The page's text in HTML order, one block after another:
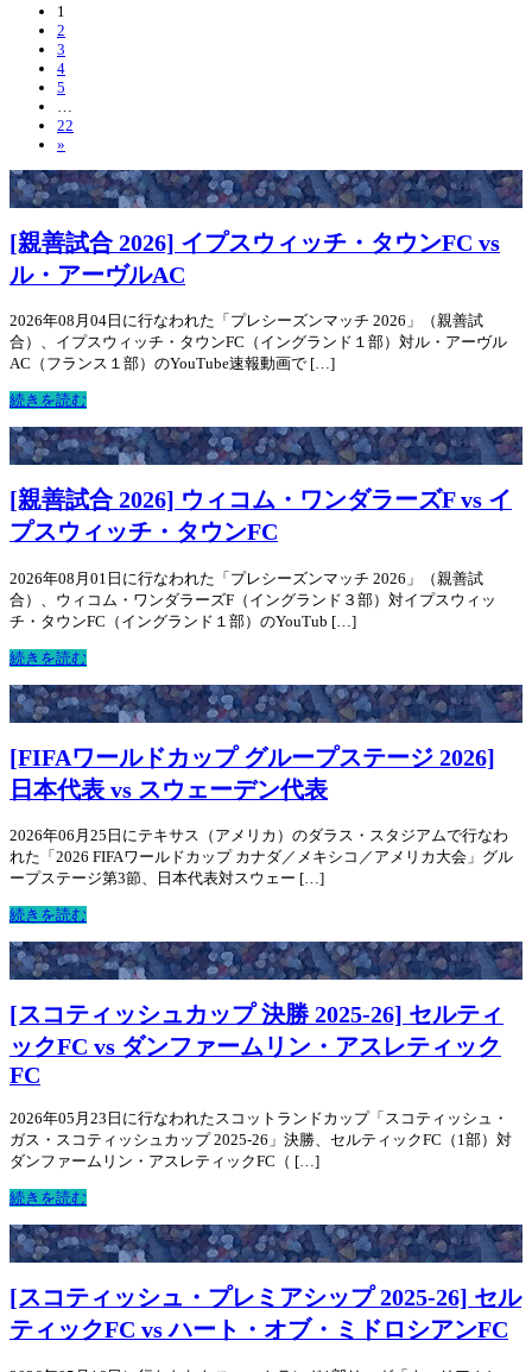
1
2
3
4
5
22
»
[親善試合 2026] イプスウィッチ・タウンFC vs
ル・アーヴルAC
2026年08月04日に行なわれた「プレシーズンマッチ 2026」（親善試
合）、イプスウィッチ・タウンFC（イングランド１部）対ル・アーヴル
AC（フランス１部）のYouTube速報動画で […]
続きを読む
[親善試合 2026] ウィコム・ワンダラーズF vs イ
プスウィッチ・タウンFC
2026年08月01日に行なわれた「プレシーズンマッチ 2026」（親善試
合）、ウィコム・ワンダラーズF（イングランド３部）対イプスウィッ
チ・タウンFC（イングランド１部）のYouTub […]
続きを読む
[FIFAワールドカップ グループステージ 2026]
日本代表 vs スウェーデン代表
2026年06月25日にテキサス（アメリカ）のダラス・スタジアムで行なわ
れた「2026 FIFAワールドカップ カナダ／メキシコ／アメリカ大会」グル
ープステージ第3節、日本代表対スウェー […]
続きを読む
[スコティッシュカップ 決勝 2025-26] セルティ
ックFC vs ダンファームリン・アスレティック
FC
2026年05月23日に行なわれたスコットランドカップ「スコティッシュ・
ガス・スコティッシュカップ 2025-26」決勝、セルティックFC（1部）対
ダンファームリン・アスレティックFC（ […]
続きを読む
[スコティッシュ・プレミアシップ 2025-26] セル
ティックFC vs ハート・オブ・ミドロシアンFC